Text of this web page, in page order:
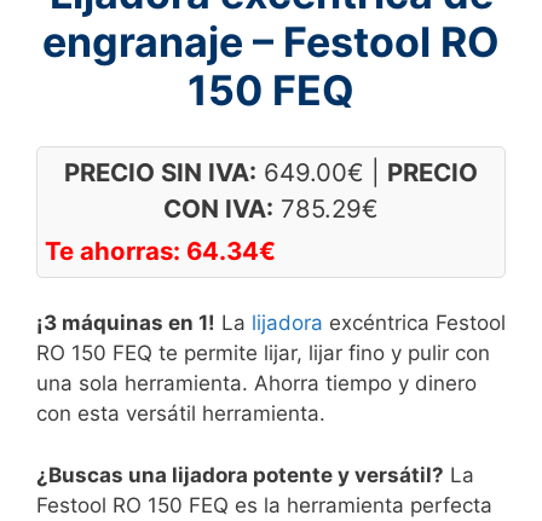
engranaje – Festool RO
150 FEQ
PRECIO SIN IVA: 649.00€
PRECIO
CON IVA: 785.29€
Te ahorras: 64.34€
¡3 máquinas en 1! La lijadora excéntrica Festool
RO 150 FEQ te permite lijar, lijar fino y pulir con
una sola herramienta. Ahorra tiempo y dinero
con esta versátil herramienta.
¿Buscas una lijadora potente y versátil? La
Festool RO 150 FEQ es la herramienta perfecta